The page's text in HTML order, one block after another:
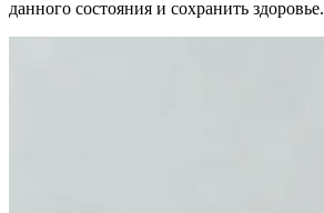
данного состояния и сохранить здоровье.